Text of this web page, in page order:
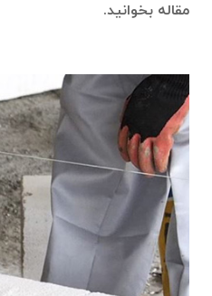
مقاله بخوانید.